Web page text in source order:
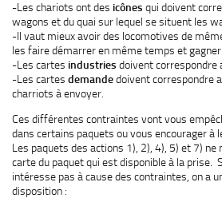
-Les chariots ont des icônes qui doivent
wagons et du quai sur lequel se situent les
-Il vaut mieux avoir des locomotives de
les faire démarrer en même temps et gagner
-Les cartes industries doivent correspondre
-Les cartes demandedoivent correspondre
charriots à envoyer.
Ces différentes contraintes vont vous
dans certains paquets ou vous encourager à
Les paquets des actions 1), 2), 4), 5) et 7)
carte du paquet qui est disponible à la prise.
intéresse pas à cause des contraintes, on a
disposition :